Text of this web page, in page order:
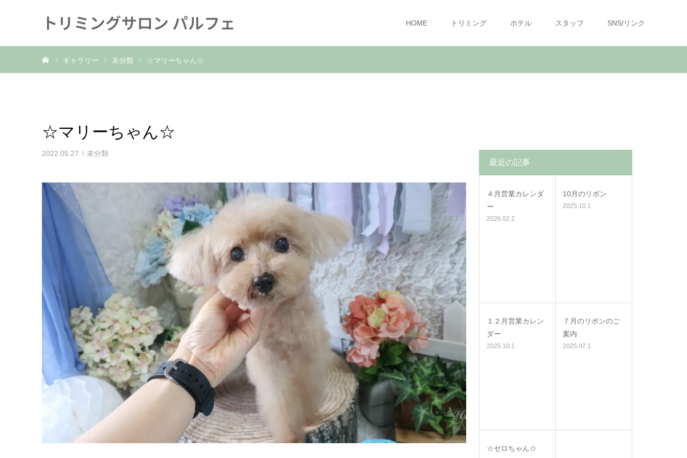
トリミングサロン パルフェ HOME トリミング ホテル スタッフ SNS/リンク
ギャラリー 未分類 ☆マリーちゃん☆
☆マリーちゃん☆
2022.05.27 未分類
最近の記事
４月営業カレンダ
ー
2026.02.2
10月のリボン
2025.10.1
１２月営業カレン
ダー
2025.10.1
７月のリボンのご
案内
2025.07.1
☆ゼロちゃん☆